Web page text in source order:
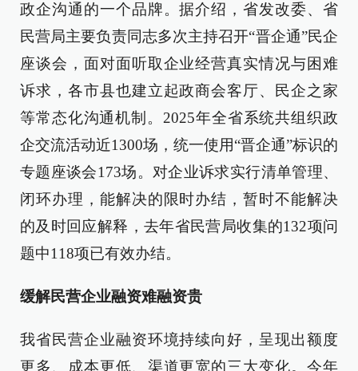
政企沟通的一个品牌。据介绍，省发改委、省
民营局主要负责同志多次主持召开“晋企通”民企
座谈会，面对面听取企业经营真实情况与困难
诉求，各市县也建立起政商会客厅、民企之家
等常态化沟通机制。2025年全省系统共组织政
企交流活动近1300场，统一使用“晋企通”标识的
专题座谈会173场。对企业诉求实行清单管理、
闭环办理，能解决的限时办结，暂时不能解决
的及时回应解释，去年省民营局收集的132项问
题中118项已有效办结。
缓解民营企业融资难融资贵
我省民营企业融资环境持续向好，呈现出额度
更多、成本更低、渠道更宽的三大变化。今年